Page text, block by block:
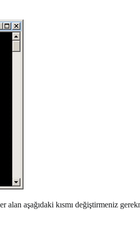
aşağıdaki kısmı değiştirmeniz